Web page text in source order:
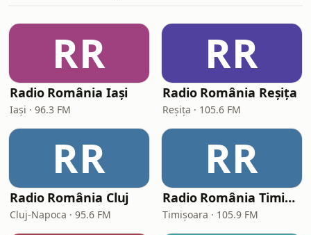
RR
Radio România Iași
Iași · 96.3 FM
RR
Radio România Reșița
Reșița · 105.6 FM
RR
Radio România Cluj
Cluj-Napoca · 95.6 FM
RR
Radio România Timișoara
Timișoara · 105.9 FM